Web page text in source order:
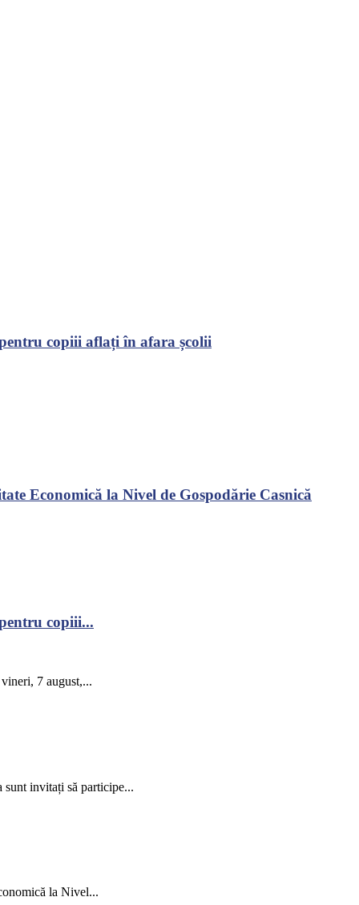
copiii aflați în afara școlii
Economică la Nivel de Gospodărie Casnică
copiii...
7 august,...
invitați să participe...
la Nivel...